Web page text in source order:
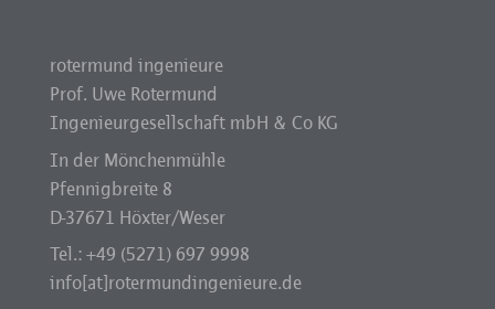
rotermund ingenieure
Prof. Uwe Rotermund
Ingenieurgesellschaft mbH & Co KG
In der Mönchenmühle
Pfennigbreite 8
D-37671 Höxter/Weser
Tel.: +49 (5271) 697 9998
info[at]rotermundingenieure.de